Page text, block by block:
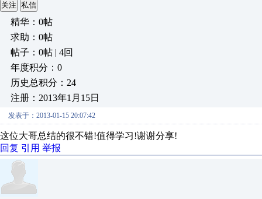
关注 私信
精华：0帖
求助：0帖
帖子：0帖 | 4回
年度积分：0
历史总积分：24
注册：2013年1月15日
发表于：2013-01-15 20:07:42
这位大哥总结的很不错!值得学习!谢谢分享!
回复 引用 举报